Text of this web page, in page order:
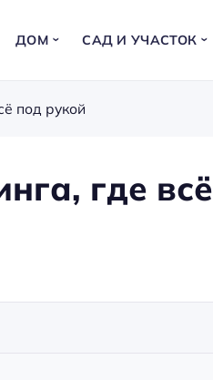
ДОМ САД И УЧАСТОК
под рукой
где всё